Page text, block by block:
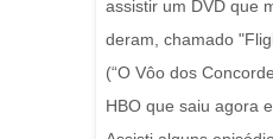
assistir um DVD que
deram, chamado
(“O Vôo dos
HBO que saiu agora